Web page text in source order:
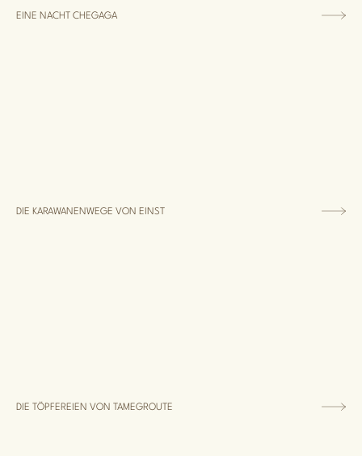
EINE NACHT CHEGAGA
DIE KARAWANENWEGE VON EINST
DIE TÖPFEREIEN VON TAMEGROUTE